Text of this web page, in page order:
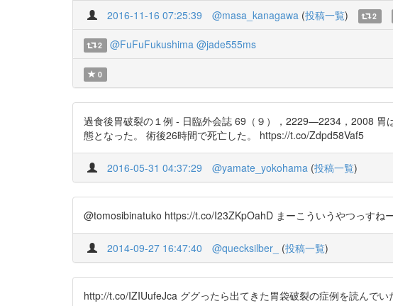
2016-11-16 07:25:39 @masa_kanagawa (投稿一覧) 2
2 @FuFuFukushima @jade555ms
0
過食後胃破裂の１例 - 日臨外会誌 69（９），2229―2234，2008 胃
態となった。 術後26時間で死亡した。 https://t.co/Zdpd58Vaf5
2016-05-31 04:37:29 @yamate_yokohama (投稿一覧)
@tomosibinatuko https://t.co/I23ZKpOahD まーこういうやつっす
2014-09-27 16:47:40 @quecksilber_ (投稿一覧)
http://t.co/IZIUufeJca ググったら出てきた胃袋破裂の症例を読んでい